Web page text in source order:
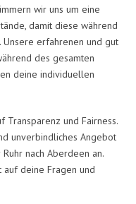
wir uns um eine
damit diese während
Unsere erfahrenen und gut
des gesamten
deine individuellen
Transparenz und Fairness.
unverbindliches Angebot
nach Aberdeen an.
deine Fragen und